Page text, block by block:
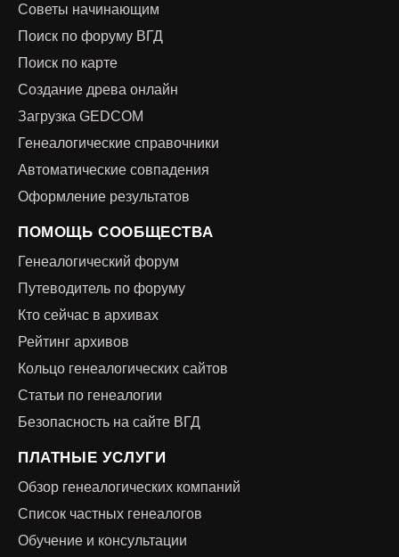
Советы начинающим
Поиск по форуму ВГД
Поиск по карте
Создание древа онлайн
Загрузка GEDCOM
Генеалогические справочники
Автоматические совпадения
Оформление результатов
ПОМОЩЬ СООБЩЕСТВА
Генеалогический форум
Путеводитель по форуму
Кто сейчас в архивах
Рейтинг архивов
Кольцо генеалогических сайтов
Статьи по генеалогии
Безопасность на сайте ВГД
ПЛАТНЫЕ УСЛУГИ
Обзор генеалогических компаний
Список частных генеалогов
Обучение и консультации